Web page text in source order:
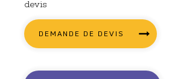
devis
DEMANDE DE DEVIS